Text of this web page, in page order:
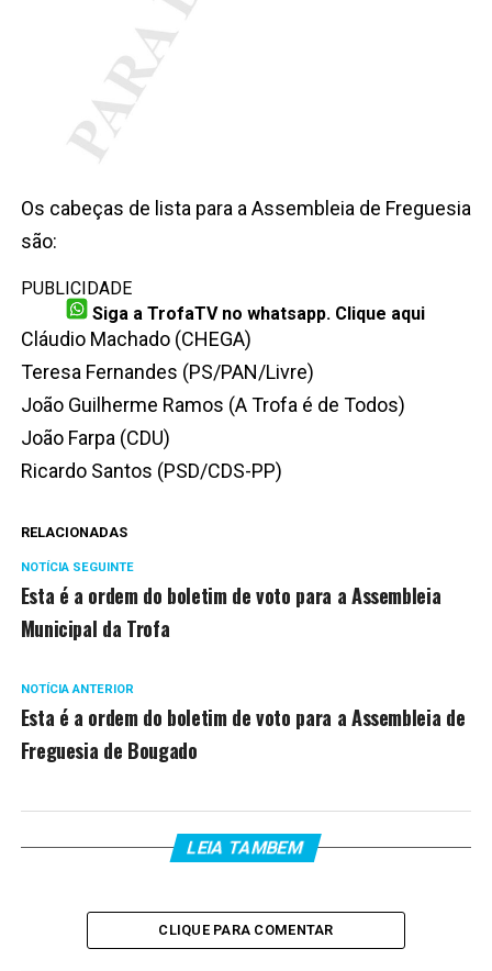
Os cabeças de lista para a Assembleia de Freguesia
são:
PUBLICIDADE
Siga a TrofaTV no whatsapp. Clique aqui
Cláudio Machado (CHEGA)
Teresa Fernandes (PS/PAN/Livre)
João Guilherme Ramos (A Trofa é de Todos)
João Farpa (CDU)
Ricardo Santos (PSD/CDS-PP)
RELACIONADAS
NOTÍCIA SEGUINTE
Esta é a ordem do boletim de voto para a Assembleia
Municipal da Trofa
NOTÍCIA ANTERIOR
Esta é a ordem do boletim de voto para a Assembleia de
Freguesia de Bougado
LEIA TAMBEM
CLIQUE PARA COMENTAR